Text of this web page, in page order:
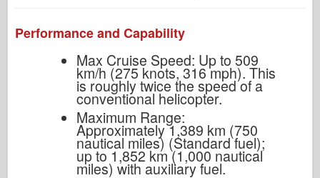
Performance and Capability
Max Cruise Speed: Up to 509
km/h (275 knots, 316 mph). This
is roughly twice the speed of a
conventional helicopter.
Maximum Range:
Approximately 1,389 km (750
nautical miles) (Standard fuel);
up to 1,852 km (1,000 nautical
miles) with auxiliary fuel.